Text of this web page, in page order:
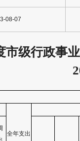
08-07
市级行政事
全年支出